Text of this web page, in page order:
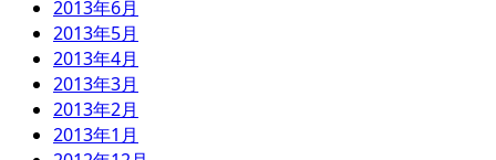
2013年6月
2013年5月
2013年4月
2013年3月
2013年2月
2013年1月